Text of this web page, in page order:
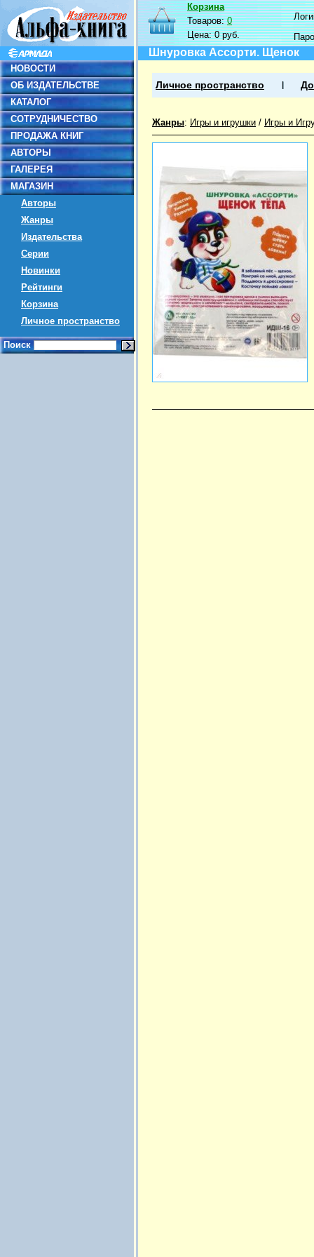
НОВОСТИ
ОБ ИЗДАТЕЛЬСТВЕ
КАТАЛОГ
СОТРУДНИЧЕСТВО
ПРОДАЖА КНИГ
АВТОРЫ
ГАЛЕРЕЯ
МАГАЗИН
Авторы
Жанры
Издательства
Серии
Новинки
Рейтинги
Корзина
Личное пространство
Поиск
Корзина
Товаров:0
Цена:0 руб.
Шнуровка Ассорти. Щенок
Личное пространство
Жанры: Игры и игрушки / Игры и